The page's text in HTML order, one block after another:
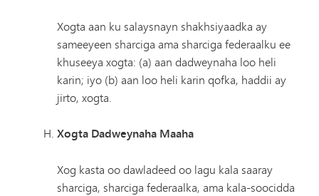
Xogta aan ku salaysnayn shakhsiyaadka ay
sameeyeen sharciga ama sharciga federaalku ee
khuseeya xogta: (a) aan dadweynaha loo heli
karin; iyo (b) aan loo heli karin qofka, haddii ay
jirto, xogta.
Xogta Dadweynaha Maaha
Xog kasta oo dawladeed oo lagu kala saaray
sharciga, sharciga federaalka, ama kala-soocidda